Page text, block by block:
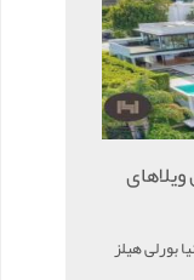
بورلی هیلز